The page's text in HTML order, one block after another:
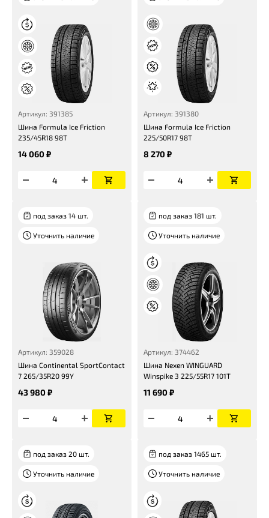
Артикул: 391385
Шина Formula Ice Friction
235/45R18 98T
14 060 ₽
Артикул: 391380
Шина Formula Ice Friction
225/50R17 98T
8 270 ₽
под заказ 14 шт.
Уточнить наличие
Артикул: 359028
Шина Continental SportContact
7 265/35R20 99Y
43 980 ₽
под заказ 181 шт.
Уточнить наличие
Артикул: 374462
Шина Nexen WINGUARD
Winspike 3 225/55R17 101T
11 690 ₽
под заказ 20 шт.
Уточнить наличие
под заказ 1465 шт.
Уточнить наличие